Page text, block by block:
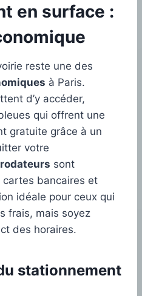
en surface :
reste une des
à Paris.
d’y accéder,
qui offrent une
gratuite grâce à un
votre
sont
bancaires et
idéale pour ceux qui
frais, mais soyez
des horaires.
stationnement